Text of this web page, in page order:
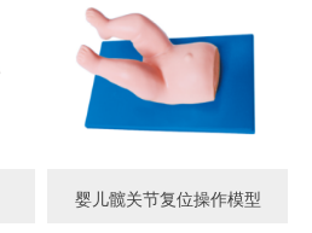
婴儿髋关节复位操作模型